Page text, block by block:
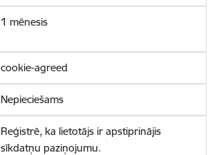
1 mēnesis
cookie-agreed
Nepieciešams
Reģistrē, ka lietotājs ir apstiprinājis
sīkdatņu paziņojumu.